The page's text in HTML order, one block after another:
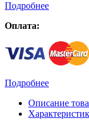
Подробнее
Оплата:
Подробнее
Описание